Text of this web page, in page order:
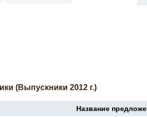
(Выпускники 2012 г.)
Название